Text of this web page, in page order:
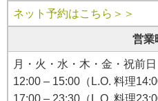
ネット予約はこちら＞＞
営業
月・火・水・木・金・祝前日
12:00 – 15:00（L.O. 料理
17:00 – 23:30（L.O. 料理